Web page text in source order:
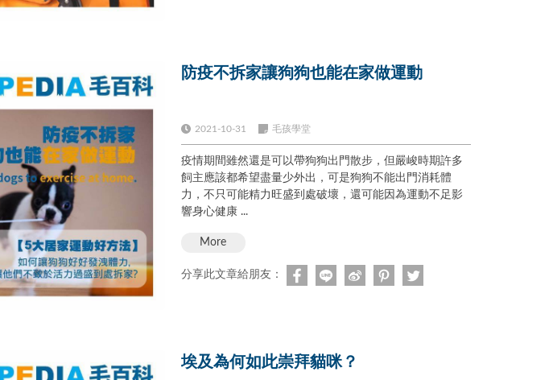
防疫不拆家讓狗狗也能在家做運動
2021-10-31 毛孩學堂
疫情期間雖然還是可以帶狗狗出門散步，但嚴峻時期許多
飼主應該都希望盡量少外出，可是狗狗不能出門消耗體
力，不只可能精力旺盛到處破壞，還可能因為運動不足影
響身心健康 ...
More
分享此文章給朋友：
埃及為何如此崇拜貓咪？